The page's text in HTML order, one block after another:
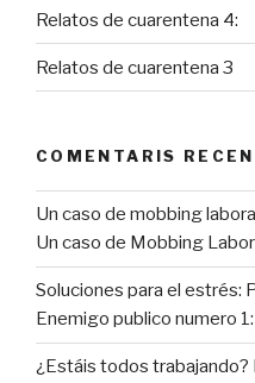
Relatos de cuarentena 4:
Relatos de cuarentena 3
COMENTARIS
Un caso de mobbing
Un caso de Mobbing
Soluciones para el estrés:
Enemigo publico numero
¿Estáis todos trabajando?